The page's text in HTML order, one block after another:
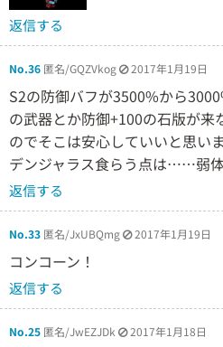
返信する
No.36 匿名/GQZVkog 2017年1月19日
S2の防御バフが3500%から
の武器とか防御+100の石版が来
のでそこは安心していいと思いま
デンジャラス食らう点は……弱体
返信する
No.33 匿名/JxUBQmg 2017年1月19日
コンコーン！
返信する
No.25 匿名/JwEZJDk 2017年1月18日